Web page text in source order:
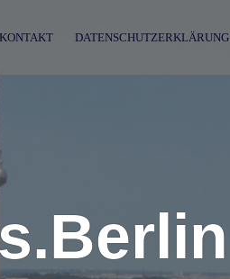
KONTAKT DATENSCHUTZERKLÄRUNG